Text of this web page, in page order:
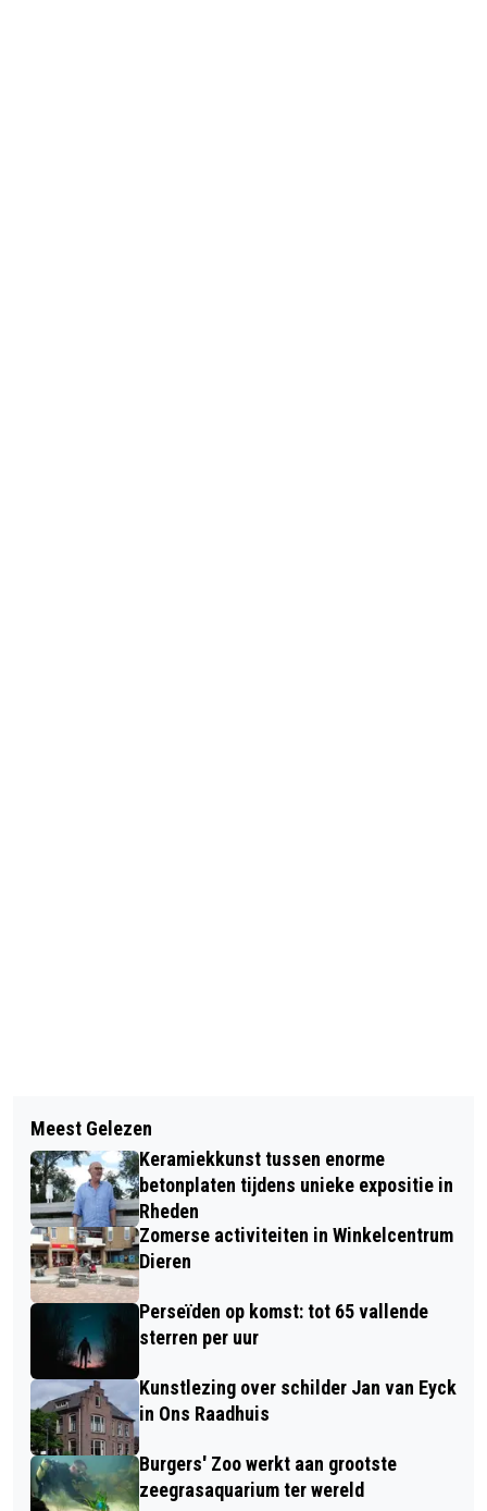
“BIJ ONS OP DE KOFFIE” EN VELPSCH
MAAL IN BUURTHUIS DE POORT
LOUS; SPIEGELBEELD BELANGRIJKER
DAN ZELFBEELD
Meest Gelezen
Keramiekkunst tussen enorme
betonplaten tijdens unieke expositie in
Rheden
Zomerse activiteiten in Winkelcentrum
Dieren
Perseïden op komst: tot 65 vallende
sterren per uur
Kunstlezing over schilder Jan van Eyck
in Ons Raadhuis
Burgers' Zoo werkt aan grootste
zeegrasaquarium ter wereld